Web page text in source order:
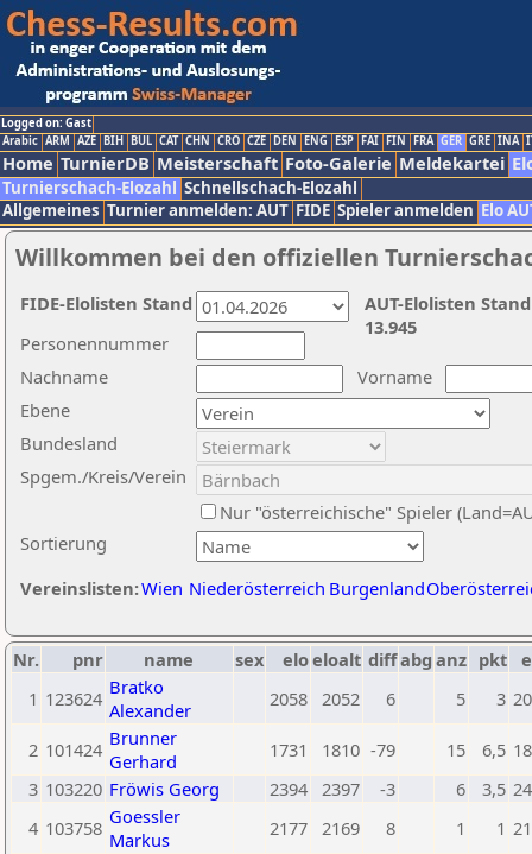
Logged on: Gast
Arabic ARM AZE BIH BUL CAT CHN CRO CZE DEN ENG ESP FAI FIN FRA GER GRE INA
Home TurnierDB Meisterschaft Foto-Galerie Meldekartei
Turnierschach-Elozahl Schnellschach-Elozahl
Allgemeines Turnier anmelden: AUT FIDE Spieler anmelden Elo
Willkommen bei den offiziellen
Nachname
Vorname
Ebene
Sortierung
Personennummer
Bundesland
Spgem./Kreis/Verein
Nur "österreichische" Spieler
Vereinslisten:Wien Niederösterreich Burgenland
AUT-Elolisten
13.945
FIDE-Elolisten Stand
Nr. pnr name sex eloeloalt diffabg anz pkt
1 123624 Bratko
Alexander
2058 2052 6 5 3
2 101424 Brunner
Gerhard
1731 1810 -79 15 6,5
3 103220 Fröwis Georg 2394 2397 -3 6 3,5
4 103758 Goessler
Markus
2177 2169 8 1 1